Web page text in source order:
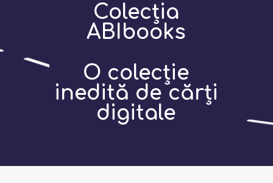
Colecția
ABIbooks
O colecție
inedită de cărți
digitale